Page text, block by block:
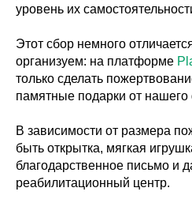
уровень их
Этот сбор немного
организуем: на платформе
только сделать
памятные подарки от
В зависимости от размера
быть открытка, мягкая
благодарственное письмо и
реабилитационный центр.